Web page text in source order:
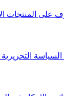
على المنتجات
السياسة التحريرية